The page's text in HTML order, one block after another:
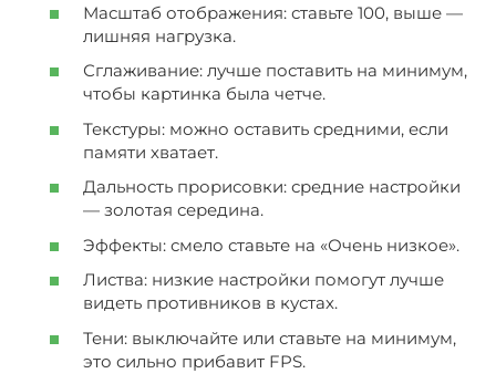
Масштаб отображения: ставьте 100, выше —
лишняя нагрузка.
Сглаживание: лучше поставить на минимум,
чтобы картинка была четче.
Текстуры: можно оставить средними, если
памяти хватает.
Дальность прорисовки: средние настройки
— золотая середина.
Эффекты: смело ставьте на «Очень низкое».
Листва: низкие настройки помогут лучше
видеть противников в кустах.
Тени: выключайте или ставьте на минимум,
это сильно прибавит FPS.